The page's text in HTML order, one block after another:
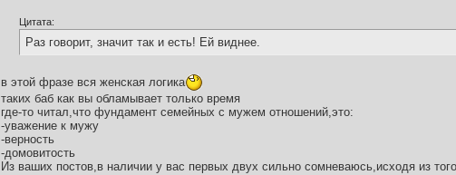
Цитата:
Раз говорит, значит так и есть! Ей виднее.
в этой фразе вся женская логика
таких баб как вы обламывает только время
где-то читал,что фундамент семейных с мужем отношений,это:
-уважение к мужу
-верность
-домовитость
Из ваших постов,в наличии у вас первых двух сильно сомневаюсь,исходя из